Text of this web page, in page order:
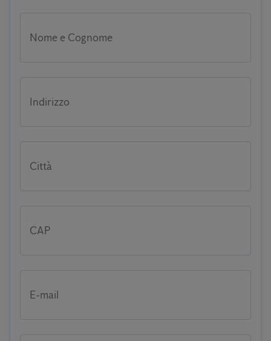
Nome e Cognome
Indirizzo
Città
CAP
E-mail